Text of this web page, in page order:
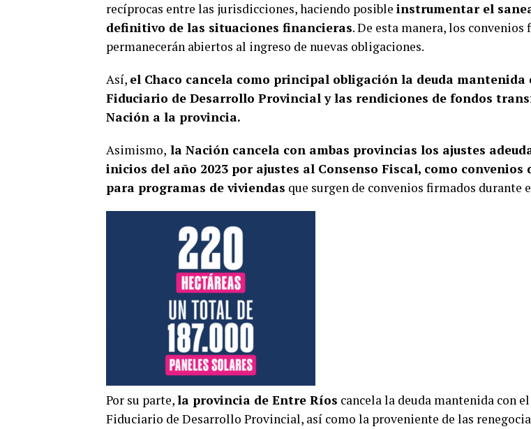
recíprocas entre las jurisdicciones, haciendo posible instrumentar el
definitivo de las situaciones financieras. De esta manera, los convenios
permanecerán abiertos al ingreso de nuevas obligaciones.
Así, el Chaco cancela como principal obligación la deuda mantenida
Fiduciario de Desarrollo Provincial y las rendiciones de fondos
Nación a la provincia.
Asimismo, la Nación cancela con ambas provincias los ajustes
inicios del año 2023 por ajustes al Consenso Fiscal, como convenios
para programas de viviendas que surgen de convenios firmados durante
Por su parte,la provincia de Entre Ríos cancela la deuda mantenida con
Fiduciario de Desarrollo Provincial, así como la proveniente de las